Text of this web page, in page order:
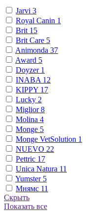
Jarvi 3
Royal Canin 1
Brit 15
Brit Care 5
Animonda 37
Award 5
Doyzer 1
INABA 12
KIPPY 17
Lucky 2
Miglior8
Molina 4
Monge 5
Monge VetSolution 1
NUEVO 22
Pettric 17
Unica Natura 11
Yumster 5
Мнямс 11
Скрыть
Показать все